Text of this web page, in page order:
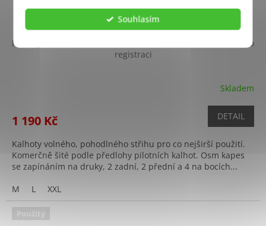
Souhlasím
Kalhoty AIRBORNE VINTAGE ANTHRAZIT ŠEDÉ
+ Sleva 10% po
registraci
Skladem
1 190 Kč DETAIL
Kalhoty volného, pohodlného střihu pro co nejširší použití.
Komerčně šité podle předlohy pilotních kalhot. Osm kapes
se zapínáním na druky, 2 zadní, 2 přední a 4 na bocích...
M
L XXL
Použitý